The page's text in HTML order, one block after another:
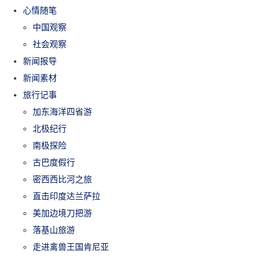
心情随笔
中国观察
社会观察
新闻报导
新闻素材
旅行记事
加东海洋四省游
北极纪行
南极探险
古巴度假行
密西西比河之旅
直击印度达兰萨拉
美加边境刀把游
落基山旅游
走进禽兽王国肯尼亚